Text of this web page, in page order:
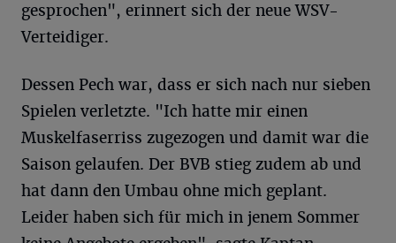
gesprochen", erinnert sich der neue WSV-
Verteidiger.
Dessen Pech war, dass er sich nach nur sieben
Spielen verletzte. "Ich hatte mir einen
Muskelfaserriss zugezogen und damit war die
Saison gelaufen. Der BVB stieg zudem ab und
hat dann den Umbau ohne mich geplant.
Leider haben sich für mich in jenem Sommer